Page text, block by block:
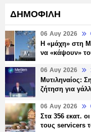
ΔΗΜΟΦΙΛΗ
06 Αυγ 2026
H «μάχη» στη
να «κάψουν»
06 Αυγ 2026
Μυτιληναίος:
ζήτηση για
06 Αυγ 2026
Στα 356 εκατ.
τους servicers